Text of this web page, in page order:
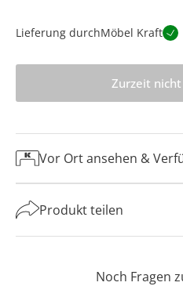
Lieferung durchMöbel Kraft
Zurzeit
Vor Ort ansehen &
Produkt teilen
Noch Fragen